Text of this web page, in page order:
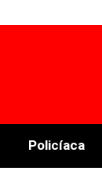
Policíaca